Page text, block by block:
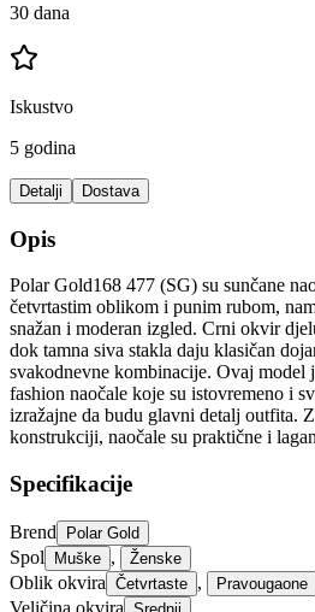
30 dana
Iskustvo
5 godina
Detalji Dostava
Opis
Polar Gold168 477 (SG) su sunčane
četvrtastim oblikom i punim rubom,
snažan i moderan izgled. Crni okvir
dok tamna siva stakla daju klasičan
svakodnevne kombinacije. Ovaj model
fashion naočale koje su istovremeno i
izražajne da budu glavni detalj outfita.
konstrukciji, naočale su praktične i
Specifikacije
Brend Polar Gold
Spol Muške , Ženske
Oblik okvira Četvrtaste , Pravougaone
Veličina okvira